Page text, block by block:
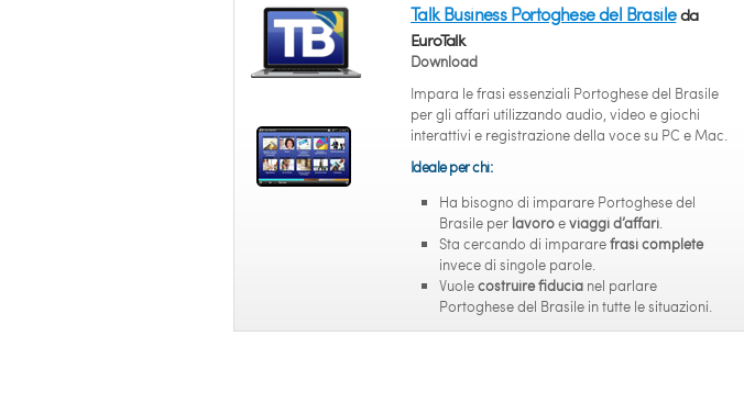
Talk Business Portoghese del Brasileda
EuroTalk
Download
Impara le frasi essenziali Portoghese del Brasile
per gli affari utilizzando audio, video e giochi
interattivi e registrazione della voce su PC e Mac.
Ideale per chi:
Ha bisogno di imparare Portoghese del
Brasile per lavoroeviaggi d’affari.
Sta cercando di impararefrasi complete
invece di singole parole.
Vuolecostruire fiducia nel parlare
Portoghese del Brasile in tutte le situazioni.